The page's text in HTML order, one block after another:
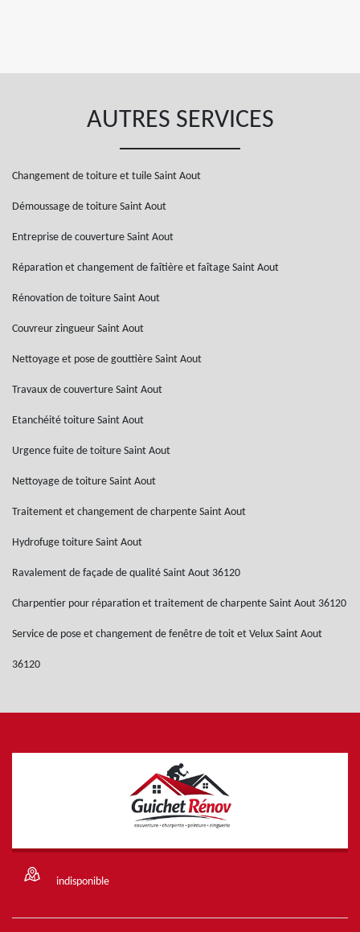
AUTRES SERVICES
Changement de toiture et tuile Saint Aout
Démoussage de toiture Saint Aout
Entreprise de couverture Saint Aout
Réparation et changement de faîtière et faîtage Saint Aout
Rénovation de toiture Saint Aout
Couvreur zingueur Saint Aout
Nettoyage et pose de gouttière Saint Aout
Travaux de couverture Saint Aout
Etanchéité toiture Saint Aout
Urgence fuite de toiture Saint Aout
Nettoyage de toiture Saint Aout
Traitement et changement de charpente Saint Aout
Hydrofuge toiture Saint Aout
Ravalement de façade de qualité Saint Aout 36120
Charpentier pour réparation et traitement de charpente Saint Aout 36120
Service de pose et changement de fenêtre de toit et Velux Saint Aout
36120
indisponible